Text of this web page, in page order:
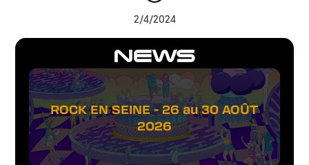
NEWS
ROCK EN SEINE - 26 au 30 AOÛT
2026
2/4/2024